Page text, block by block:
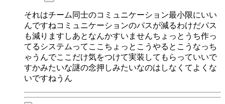
それはチーム同士のコミュニケーション最小限にいい
んですねコミュニケーションのパスが減るわけだパス
も減りますしあとなんかすいませんちょっとうち作っ
てるシステムってここちょっとこうやるとこうなっち
ゃうんでここだけ気をつけて実装してもらっていいで
すかみたいな謎の念押しみたいなのはしなくてよくな
いですねうん